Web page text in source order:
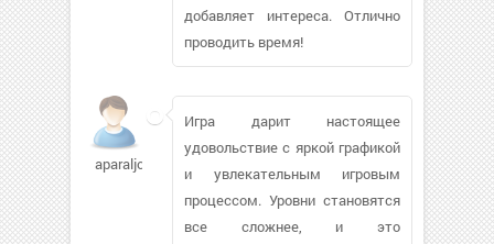
добавляет интереса. Отлично
проводить время!
aparaljov648
Игра дарит настоящее
удовольствие с яркой графикой
и увлекательным игровым
процессом. Уровни становятся
все сложнее, и это